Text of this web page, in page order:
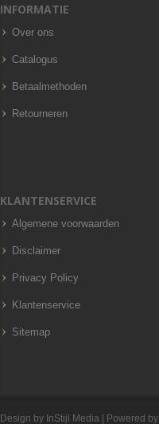
INFORMATIE
Over ons
Catalogus
Betaalmethoden
Retourneren
KLANTENSERVICE
Algemene voorwaarden
Disclaimer
Privacy Policy
Klantenservice
Sitemap
Design by InStijl Media | Powered by